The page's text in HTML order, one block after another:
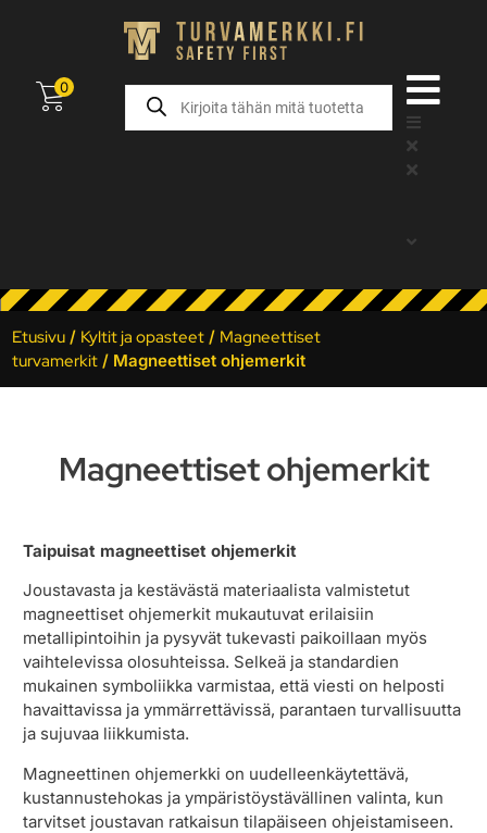
0
Etusivu / Kyltit ja opasteet / Magneettiset
turvamerkit / Magneettiset ohjemerkit
Magneettiset ohjemerkit
Taipuisat magneettiset ohjemerkit
Joustavasta ja kestävästä materiaalista valmistetut
magneettiset ohjemerkit mukautuvat erilaisiin
metallipintoihin ja pysyvät tukevasti paikoillaan myös
vaihtelevissa olosuhteissa. Selkeä ja standardien
mukainen symboliikka varmistaa, että viesti on helposti
havaittavissa ja ymmärrettävissä, parantaen turvallisuutta
ja sujuvaa liikkumista.
Magneettinen ohjemerkki on uudelleenkäytettävä,
kustannustehokas ja ympäristöystävällinen valinta, kun
tarvitset joustavan ratkaisun tilapäiseen ohjeistamiseen.